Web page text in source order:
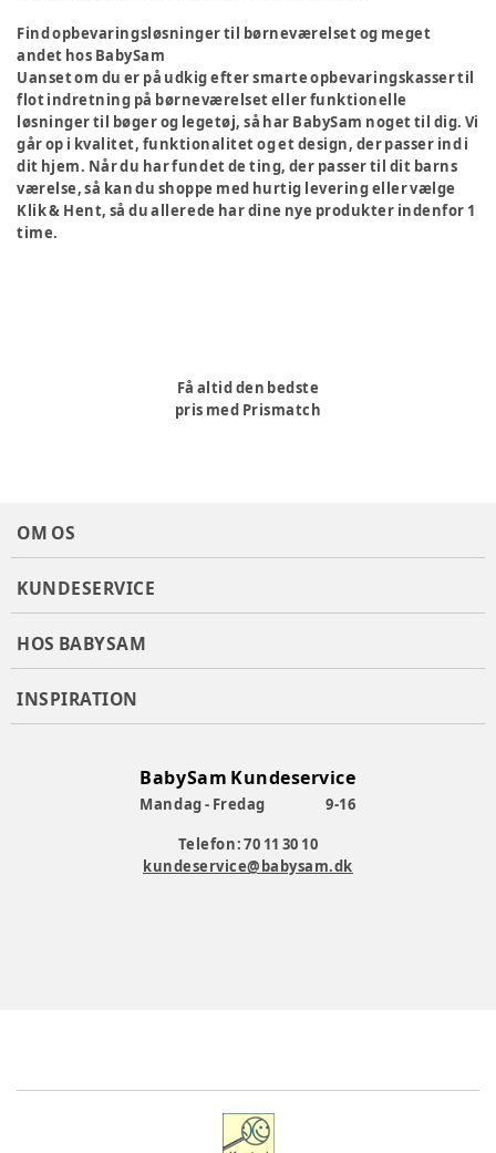
Find opbevaringsløsninger til børneværelset og meget
andet hos BabySam
Uanset om du er på udkig efter smarte opbevaringskasser til
flot indretning på børneværelset eller funktionelle
løsninger til bøger og legetøj, så har BabySam noget til dig. Vi
går op i kvalitet, funktionalitet og et design, der passer ind i
dit hjem. Når du har fundet de ting, der passer til dit barns
værelse, så kan du shoppe med hurtig levering eller vælge
Klik & Hent, så du allerede har dine nye produkter indenfor 1
time.
Få altid den bedste
pris med Prismatch
OM OS
KUNDESERVICE
HOS BABYSAM
INSPIRATION
BabySam Kundeservice
Mandag - Fredag
9-16
Telefon: 70 11 30 10
kundeservice@babysam.dk